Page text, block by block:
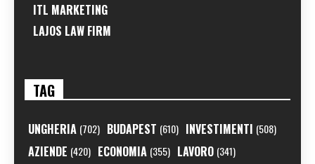
ITL MARKETING
LAJOS LAW FIRM
TAG
UNGHERIA (702) BUDAPEST (610) INVESTIMENTI (508)
AZIENDE (420) ECONOMIA (355) LAVORO (341)